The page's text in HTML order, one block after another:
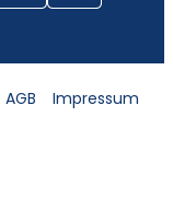
AGB Impressum